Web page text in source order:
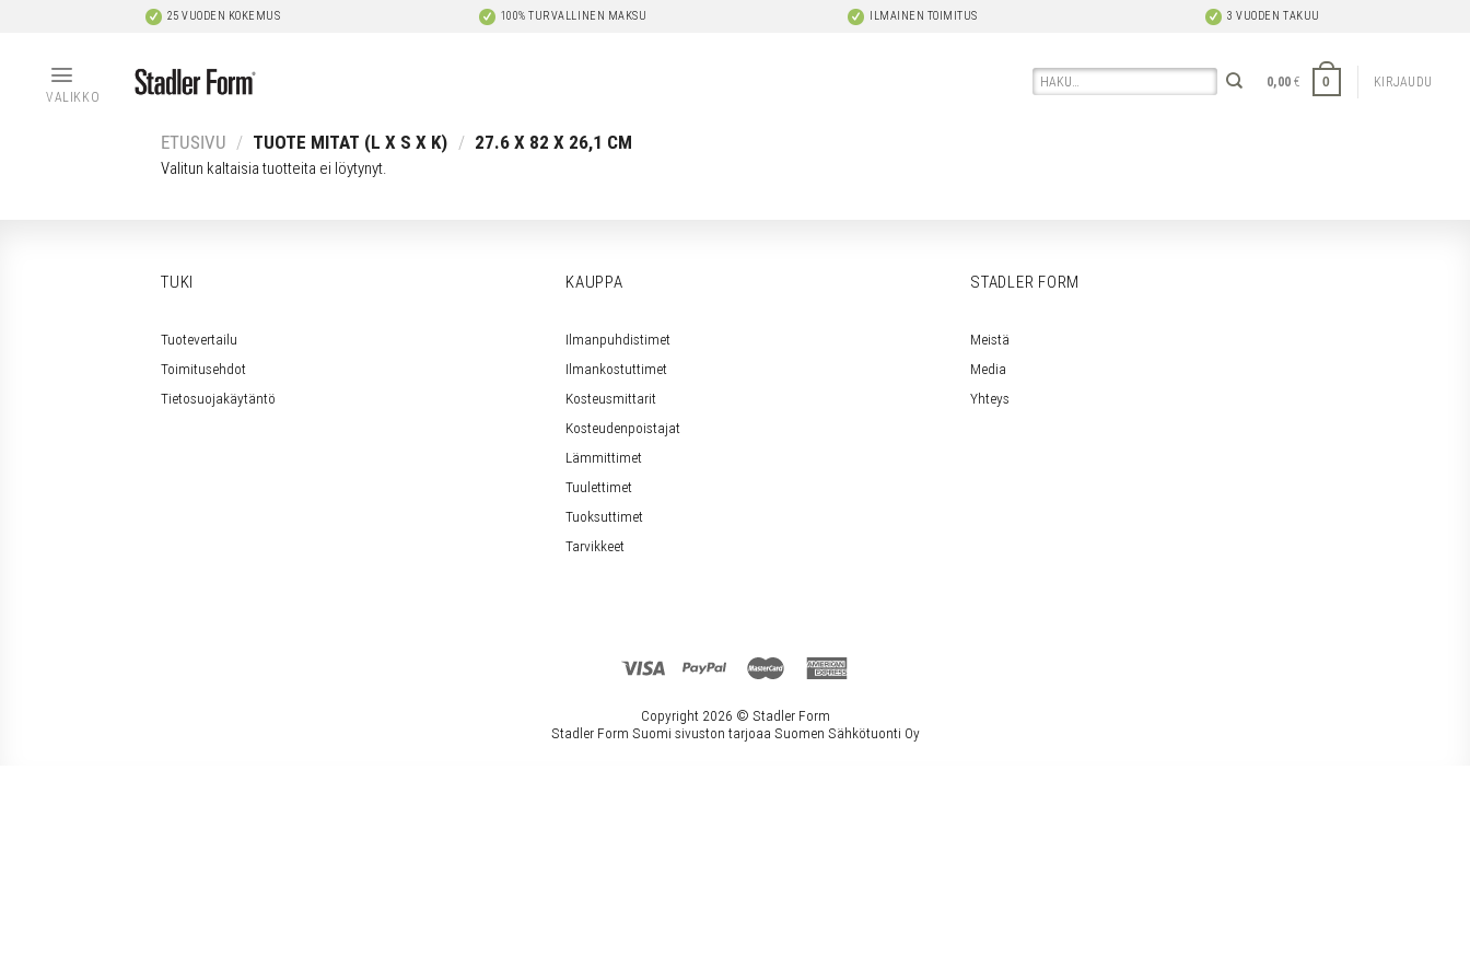
25 VUODEN KOKEMUS 100% TURVALLINEN MAKSU ILMAINEN TOIMITUS 3 VUODEN TAKUU
VALIKKO
Etsi:
0,00€ 0 KIRJAUDU
ETUSIVU / TUOTE MITAT (L X S X K) / 27.6 X 82 X 26,1 CM
Valitun kaltaisia tuotteita ei löytynyt.
TUKI
Tuotevertailu
Toimitusehdot
Tietosuojakäytäntö
KAUPPA
Ilmanpuhdistimet
Ilmankostuttimet
Kosteusmittarit
Kosteudenpoistajat
Lämmittimet
Tuulettimet
Tuoksuttimet
Tarvikkeet
STADLER FORM
Meistä
Media
Yhteys
Copyright 2026 © Stadler Form
Stadler Form Suomi sivuston tarjoaa Suomen Sähkötuonti Oy